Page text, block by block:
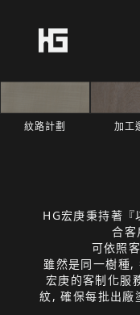
紋路計劃 加工
HG宏庚秉持著
合客
可依照
雖然是同一樹種,
宏庚的客制化服
紋, 確保每批出廠